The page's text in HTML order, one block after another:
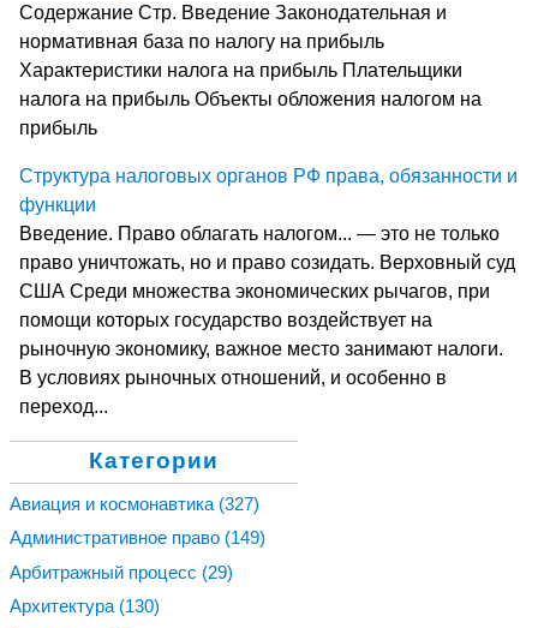
Содержание Стр. Введение Законодательная и
нормативная база по налогу на прибыль
Характеристики налога на прибыль Плательщики
налога на прибыль Объекты обложения налогом на
прибыль
Структура налоговых органов РФ права, обязанности и
функции
Введение. Право облагать налогом... — это не только
право уничтожать, но и право созидать. Верховный суд
США Среди множества экономических рычагов, при
помощи которых государство воздействует на
рыночную экономику, важное место занимают налоги.
В усло­виях рыночных отношений, и особенно в
переход...
Категории
Авиация и космонавтика (327)
Административное право (149)
Арбитражный процесс (29)
Архитектура (130)